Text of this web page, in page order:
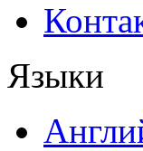
Языки